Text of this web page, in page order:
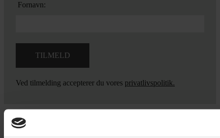
Fornavn:
Ved tilmelding accepterer du vores privatlivspolitik.
Yarn Every Wear